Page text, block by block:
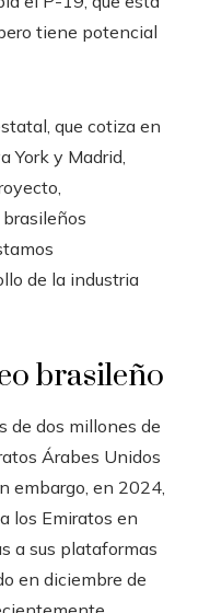
tiene potencial
que cotiza en
York y Madrid,
de la industria
brasileño
de dos millones de
Árabes Unidos
embargo, en 2024,
los Emiratos en
a sus plataformas
en diciembre de